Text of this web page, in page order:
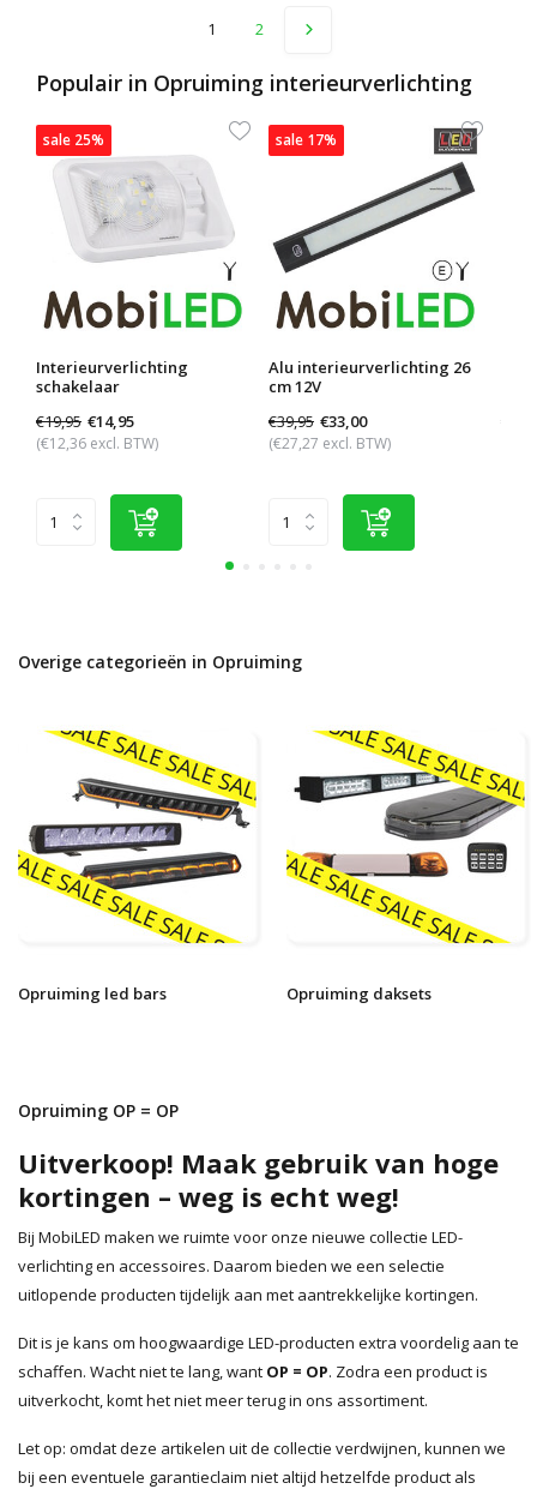
1 2
Populair in Opruiming interieurverlichting
sale 25%
Interieurverlichting
schakelaar
€19,95 €14,95
(€12,36 excl. BTW)
sale 17%
Alu interieurverlichting 26
cm 12V
€39,95 €33,00
(€27,27 excl. BTW)
Overige categorieën in Opruiming
Opruiming led bars Opruiming daksets
Opruiming OP = OP
Uitverkoop! Maak gebruik van hoge
kortingen – weg is echt weg!
Bij MobiLED maken we ruimte voor onze nieuwe collectie LED-
verlichting en accessoires. Daarom bieden we een selectie
uitlopende producten tijdelijk aan met aantrekkelijke kortingen.
Dit is je kans om hoogwaardige LED-producten extra voordelig aan te
schaffen. Wacht niet te lang, want OP = OP. Zodra een product is
uitverkocht, komt het niet meer terug in ons assortiment.
Let op: omdat deze artikelen uit de collectie verdwijnen, kunnen we
bij een eventuele garantieclaim niet altijd hetzelfde product als